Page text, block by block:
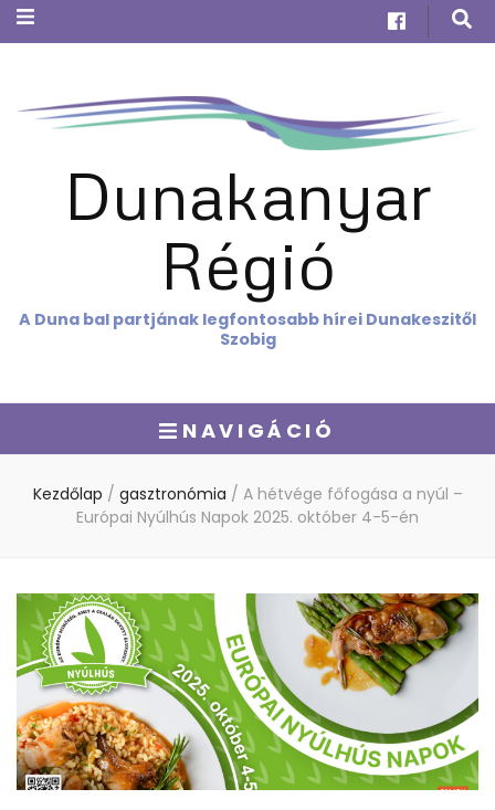
Dunakanyar
Régió
A Duna bal partjának legfontosabb hírei Dunakeszitől
Szobig
NAVIGÁCIÓ
Kezdőlap / gasztronómia / A hétvége főfogása a nyúl –
Európai Nyúlhús Napok 2025. október 4-5-én